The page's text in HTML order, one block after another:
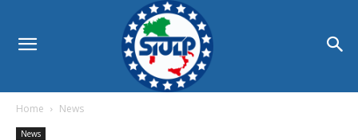
Home News
News